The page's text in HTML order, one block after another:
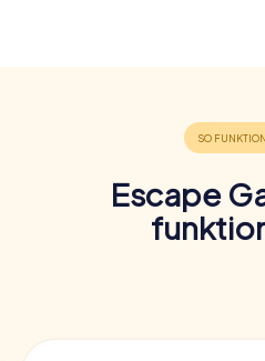
Escape